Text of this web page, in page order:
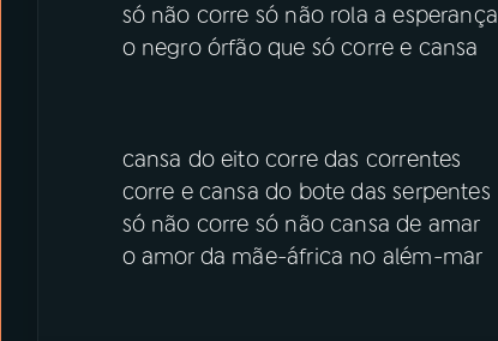
só não corre só não rola a esperança
o negro órfão que só corre e cansa
cansa do eito corre das correntes
corre e cansa do bote das serpentes
só não corre só não cansa de amar
o amor da mãe-áfrica no além-mar